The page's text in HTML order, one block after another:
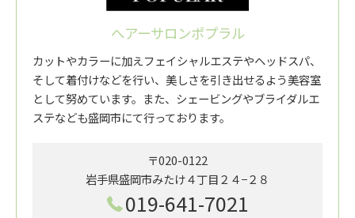
へアーサロンポプラル
カットやカラーに加えフェイシャルエステやヘッドスパ、
そして着付けなどを行い、美しさを引き出せるよう美容室
として努めています。また、シェービングやブライダルエ
ステなども盛岡市にて行っております。
〒020-0122
岩手県盛岡市みたけ４丁目２４−２８
019-641-7021